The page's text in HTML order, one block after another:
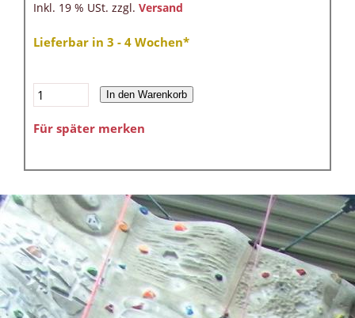
Inkl. 19 % USt. zzgl. Versand
Lieferbar in 3 - 4 Wochen*
In den Warenkorb
Für später merken